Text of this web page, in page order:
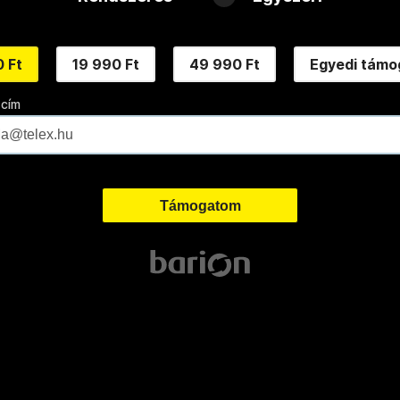
Ft 19 990 Ft 49 990 Ft Egyedi